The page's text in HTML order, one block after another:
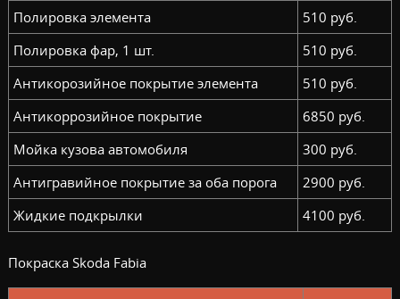
Полировка элемента
510 руб.
Полировка фар, 1 шт.
510 руб.
Антикорозийное покрытие элемента
510 руб.
Антикоррозийное покрытие
6850 руб.
Мойка кузова автомобиля
300 руб.
Антигравийное покрытие за оба порога
2900 руб.
Жидкие подкрылки
4100 руб.
Покраска Skoda Fabia